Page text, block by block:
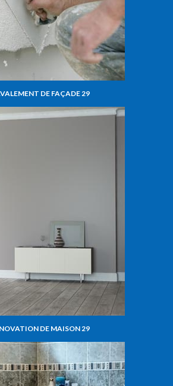
DE FAÇADE 29
DE MAISON 29